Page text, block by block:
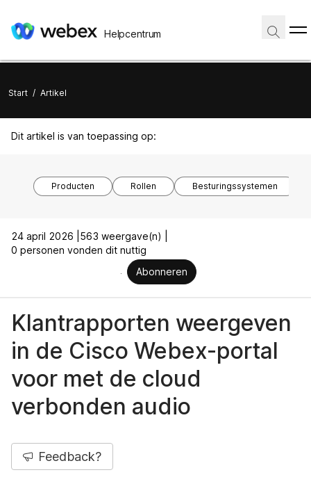
Helpcentrum
Start / Artikel
Dit artikel is van toepassing op:
Producten Rollen Besturingssystemen
24 april 2026 | 563 weergave(n) |
0 personen vonden dit nuttig
Abonneren
Klantrapporten weergeven
in de Cisco Webex-portal
voor met de cloud
verbonden audio
Feedback?